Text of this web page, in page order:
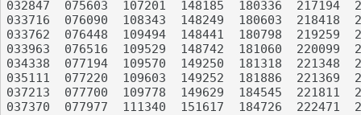
032847	075603	107201	148185	180336	217194	251004	303475	346402	377551
033716	076090	108343	148249	180603	218418	254706	305809	346404	378095
033762	076448	109494	148441	180798	219259	255538	306536	346409	378336
033963	076516	109529	148742	181060	220099	255798	307135	346718	379152
034338	077194	109570	149250	181318	221348	257057	307640	347574	379905
035111	077220	109603	149252	181886	221369	258302	309074	347772	380599
037213	077700	109778	149629	184545	221811	259319	309979	348070	381288
037370	077977	111340	151617	184726	222471	259826	310823	348264	381434